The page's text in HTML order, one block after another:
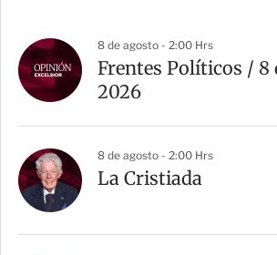
8 de agosto - 2:00 Hrs
Frentes Políticos / 8
2026
8 de agosto - 2:00 Hrs
La Cristiada